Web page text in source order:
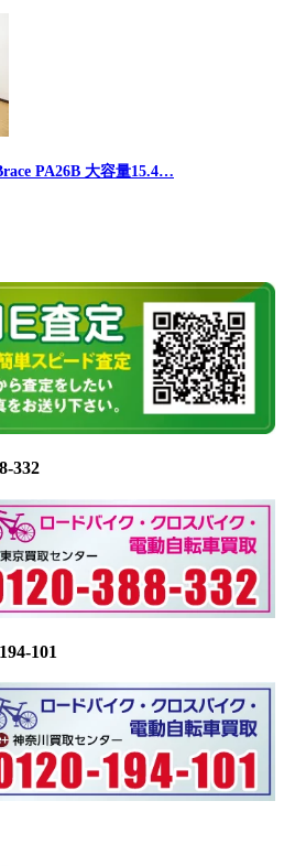
PA26B 大容量15.4…
332
101